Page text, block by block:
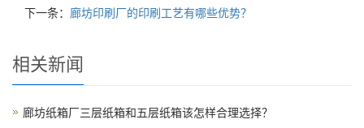
下一条： 廊坊印刷厂的印刷工艺有哪些优势？
相关新闻
廊坊纸箱厂三层纸箱和五层纸箱该怎样合理选择？